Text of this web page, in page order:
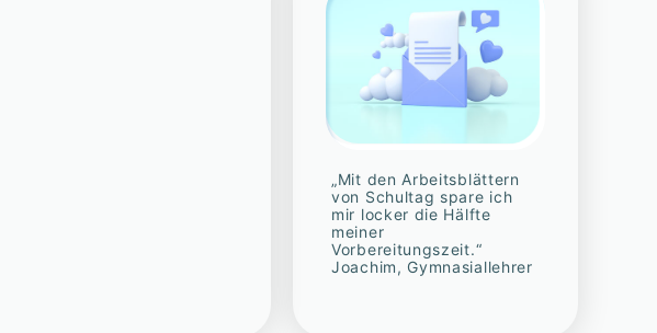
„Mit den Arbeitsblättern
von Schultag spare ich
mir locker die Hälfte
meiner
Vorbereitungszeit.“
Joachim, Gymnasiallehrer